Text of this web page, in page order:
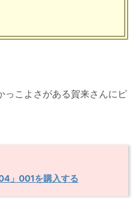
っこよさがある賀来さんにピ
」001を購入する